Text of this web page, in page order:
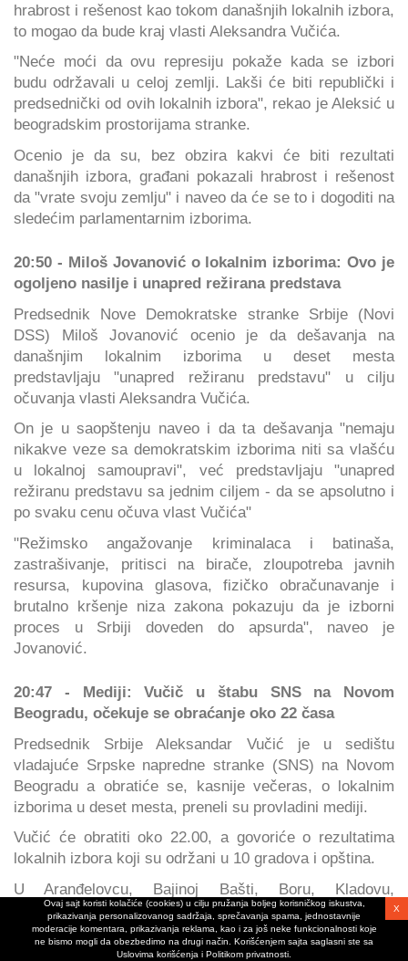
hrabrost i rešenost kao tokom današnjih lokalnih izbora,
to mogao da bude kraj vlasti Aleksandra Vučića.
"Neće moći da ovu represiju pokaže kada se izbori
budu održavali u celoj zemlji. Lakši će biti republički i
predsednički od ovih lokalnih izbora", rekao je Aleksić u
beogradskim prostorijama stranke.
Ocenio je da su, bez obzira kakvi će biti rezultati
današnjih izbora, građani pokazali hrabrost i rešenost
da "vrate svoju zemlju" i naveo da će se to i dogoditi na
sledećim parlamentarnim izborima.
20:50 - Miloš Jovanović o lokalnim izborima: Ovo je
ogoljeno nasilje i unapred režirana predstava
Predsednik Nove Demokratske stranke Srbije (Novi
DSS) Miloš Jovanović ocenio je da dešavanja na
današnjim lokalnim izborima u deset mesta
predstavljaju "unapred režiranu predstavu" u cilju
očuvanja vlasti Aleksandra Vučića.
On je u saopštenju naveo i da ta dešavanja "nemaju
nikakve veze sa demokratskim izborima niti sa vlašću
u lokalnoj samoupravi", već predstavljaju "unapred
režiranu predstavu sa jednim ciljem - da se apsolutno i
po svaku cenu očuva vlast Vučića"
"Režimsko angažovanje kriminalaca i batinaša,
zastrašivanje, pritisci na birače, zloupotreba javnih
resursa, kupovina glasova, fizičko obračunavanje i
brutalno kršenje niza zakona pokazuju da je izborni
proces u Srbiji doveden do apsurda", naveo je
Jovanović.
20:47 - Mediji: Vučič u štabu SNS na Novom
Beogradu, očekuje se obraćanje oko 22 časa
Predsednik Srbije Aleksandar Vučić je u sedištu
vladajuće Srpske napredne stranke (SNS) na Novom
Beogradu a obratiće se, kasnije večeras, o lokalnim
izborima u deset mesta, preneli su provladini mediji.
Vučić će obratiti oko 22.00, a govoriće o rezultatima
lokalnih izbora koji su održani u 10 gradova i opština.
U Aranđelovcu, Bajinoj Bašti, Boru, Kladovu,
Knjaževcu, Kuli, Lučanima, Majdanpeku, Sevojnu i
Smederevskoj Palanci danas su održani redovni izbori
za odbornike lokalnih skupština.
Ovaj sajt koristi kolačiće (cookies) u cilju pružanja boljeg korisničkog iskustva,
prikazivanja personalizovanog sadržaja, sprečavanja spama, jednostavnije
moderacije komentara, prikazivanja reklama, kao i za još neke funkcionalnosti koje
ne bismo mogli da obezbedimo na drugi način. Korišćenjem sajta saglasni ste sa
Uslovima korišćenja i Politikom privatnosti.
X